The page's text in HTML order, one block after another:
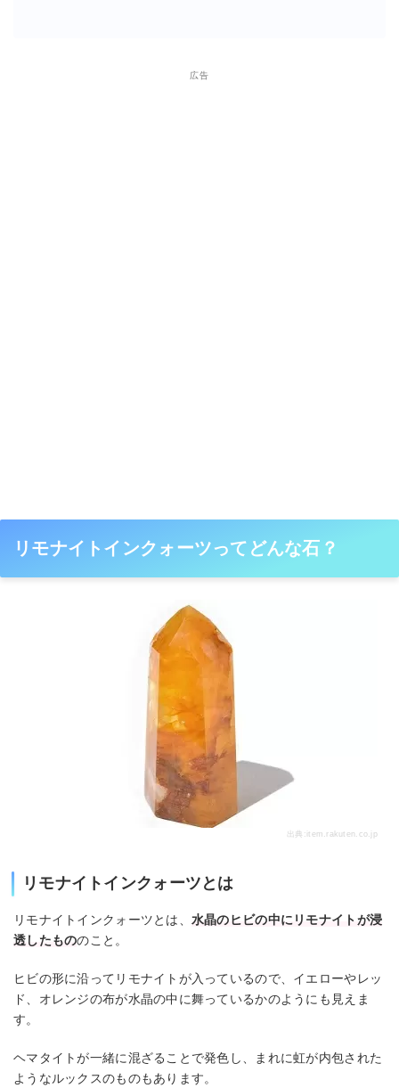
広告
リモナイトインクォーツってどんな石？
出典: item.rakuten.co.jp
リモナイトインクォーツとは
リモナイトインクォーツとは、 水晶のヒビの中にリモナイトが浸
透したもののこと。
ヒビの形に沿ってリモナイトが入っているので、イエローやレッ
ド、オレンジの布が水晶の中に舞っているかのようにも見えま
す。
ヘマタイトが一緒に混ざることで発色し、まれに虹が内包された
ようなルックスのものもあります。